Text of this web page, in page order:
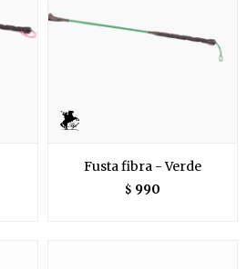
Fusta fibra - Verde
$ 990